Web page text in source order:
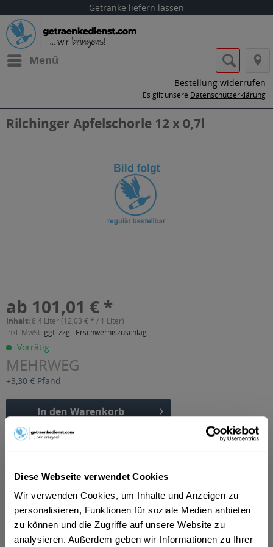
Diese Webseite verwendet Cookies
Wir verwenden Cookies, um Inhalte und Anzeigen zu
personalisieren, Funktionen für soziale Medien anbieten
zu können und die Zugriffe auf unsere Website zu
analysieren. Außerdem geben wir Informationen zu Ihrer
Getränke liefern lassen
Menü
Bestellung widerrufen
Es gilt unsere Datenschutzerklärung
Rilchinger Apfelschorle 12 x 0,7l
ab 101,01 € *
Inhalt: 8.4 Liter (12,03 € * / 1 Liter)
inkl. MwSt. ggf. zzgl. Erschwerniszuschlag
Vorrätig
MEHRWEG
+3,30 € Pfand
In den Warenkorb
Artikel-Nr.:
Beschreibung
mehr
"Rilchinger Apfelschorle 12 x 0,7l"
Geschmacksrichtung:
Apfel